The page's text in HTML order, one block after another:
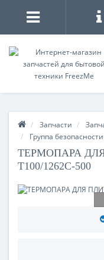
Запчасти
Группа
ТЕРМОПАРА
T100/1262C-500